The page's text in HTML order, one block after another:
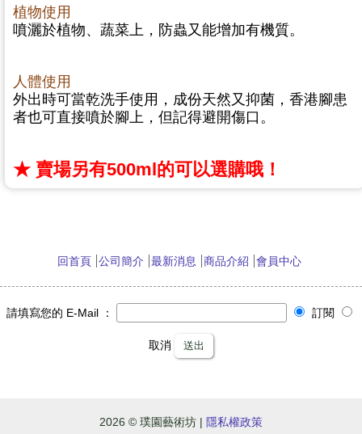
植物使用
噴灑於植物、蔬菜上，防蟲又能增加有機質。
人體使用
外出時可當乾洗手使用，成份天然又抑菌，香港腳患
者也可直接噴於腳上，但記得避開傷口 。
★ 賣場另有500ml的可以選購哦！
回首頁 公司簡介 最新消息 商品介紹 會員中心
請填寫您的 E-Mail ： 訂閱
取消 送出
2026 © 璞園藝術坊 | 隱私權政策